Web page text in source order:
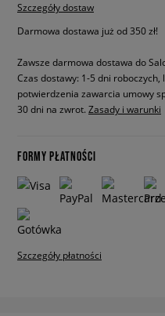
Szczegóły dostaw
Darmowa dostawa już od 350 zł!
Zawsze darmowa dostawa do
Czas dostawy: 1-5 dni
potwierdzenia zawarcia umowy
30 dni na zwrot. Zasady i warunki
FORMY PŁATNOŚCI
Szczegóły płatności